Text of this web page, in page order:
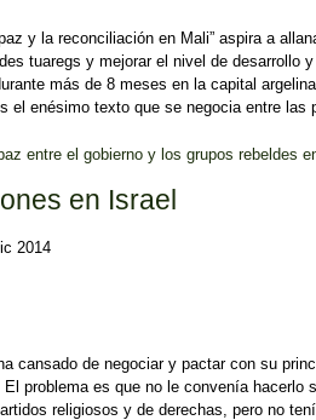
y la reconciliación en Mali” aspira a
tuaregs y mejorar el nivel de desarrollo
más de 8 meses en la capital
el enésimo texto que se negocia entre
entre el gobierno y los grupos rebeldes
en Israel
2014
cansado de negociar y pactar con su
problema es que no le convenía hacerlo
religiosos y de derechas, pero no